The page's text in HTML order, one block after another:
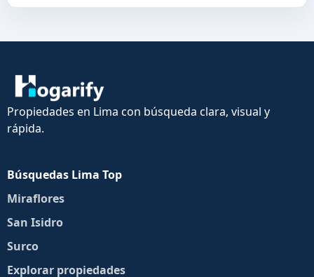
Propiedades en Lima con búsqueda clara, visual y
rápida.
Búsquedas Lima Top
Miraflores
San Isidro
Surco
Explorar propiedades